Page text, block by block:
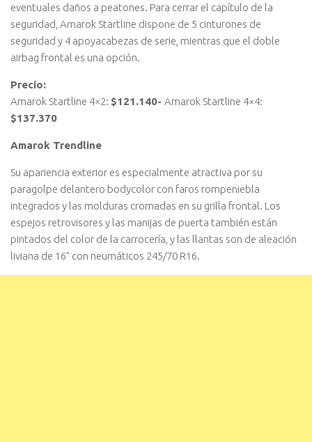
eventuales daños a peatones. Para cerrar el capítulo de la
seguridad, Amarok Startline dispone de 5 cinturones de
seguridad y 4 apoyacabezas de serie, mientras que el doble
airbag frontal es una opción.
Precio:
Amarok Startline 4×2: $121.140- Amarok Startline 4×4:
$137.370
Amarok Trendline
Su apariencia exterior es especialmente atractiva por su
paragolpe delantero bodycolor con faros rompeniebla
integrados y las molduras cromadas en su grilla frontal. Los
espejos retrovisores y las manijas de puerta también están
pintados del color de la carrocería, y las llantas son de aleación
liviana de 16” con neumáticos 245/70 R16.